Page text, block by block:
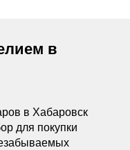
в
в Хабаровск
для покупки